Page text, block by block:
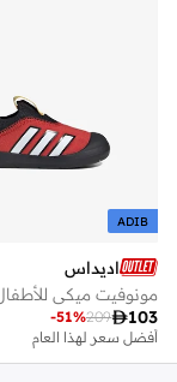
ADIB
اديداس
103
209
-51%
أفضل سعر لهذا العام